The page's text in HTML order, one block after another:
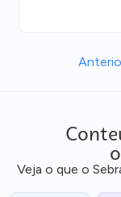
o
Veja o que o